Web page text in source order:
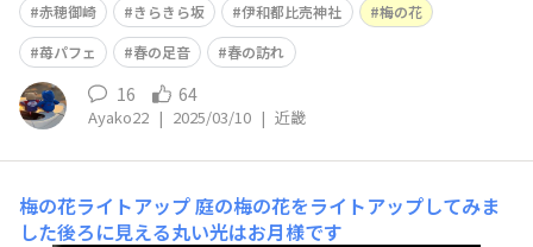
赤穂御崎 きらきら坂 伊和都比売神社
梅の花
苺パフェ
春の足音 春の訪れ
16 64
Ayako22 | 2025/03/10 | 近畿
梅の花ライトアップ庭の梅の花をライトアップしてみま
した後ろに見える丸い光はお月様です